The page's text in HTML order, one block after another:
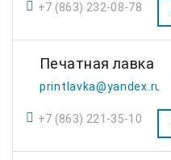
+7 (863) 232-08-78
Печатная лавка
printlavka@yandex.ru
+7 (863) 221-35-10